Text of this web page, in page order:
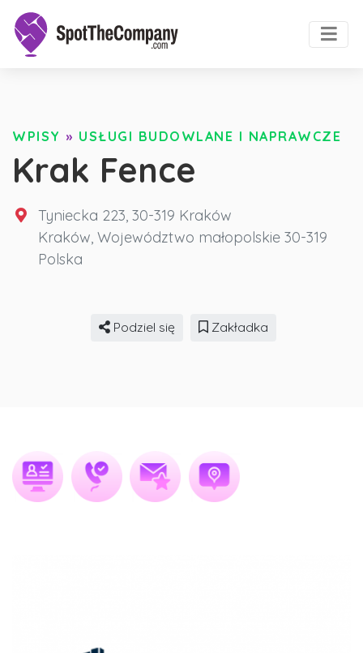
WPISY » USŁUGI BUDOWLANE I NAPRAWCZE
Krak Fence
Tyniecka 223, 30-319 Kraków
Kraków, Województwo małopolskie 30-319
Polska
Podziel się Zakładka